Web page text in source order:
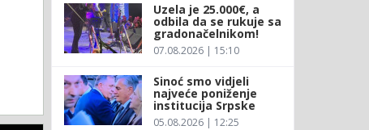
Uzela je 25.000€, a
odbila da se rukuje sa
gradonačelnikom!
07.08.2026 | 15:10
Sinoć smo vidjeli
najveće poniženje
institucija Srpske
05.08.2026 | 12:25